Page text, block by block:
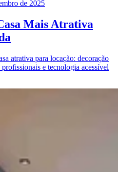
de 2025
Mais Atrativa
atrativa para locação: decoração
e tecnologia acessível